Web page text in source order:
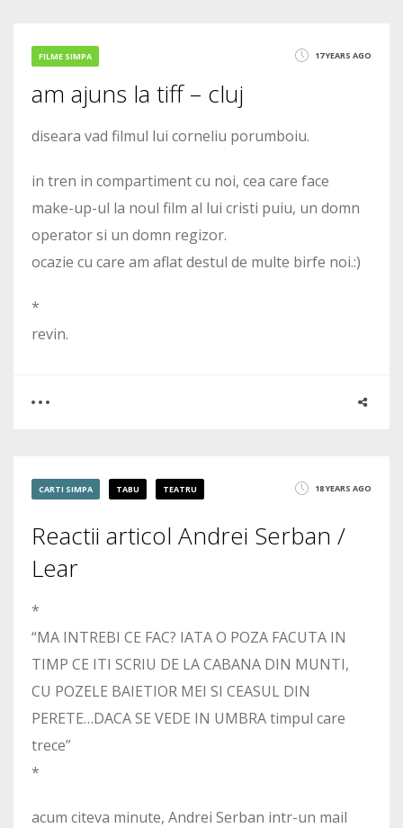
FILME SIMPA 17 YEARS AGO
am ajuns la tiff – cluj
diseara vad filmul lui corneliu porumboiu.
in tren in compartiment cu noi, cea care face
make-up-ul la noul film al lui cristi puiu, un domn
operator si un domn regizor.
ocazie cu care am aflat destul de multe birfe noi.:)
*
revin.
CARTI SIMPA TABU TEATRU 18 YEARS AGO
Reactii articol Andrei Serban /
Lear
*
“MA INTREBI CE FAC? IATA O POZA FACUTA IN
TIMP CE ITI SCRIU DE LA CABANA DIN MUNTI,
CU POZELE BAIETIOR MEI SI CEASUL DIN
PERETE…DACA SE VEDE IN UMBRA timpul care
trece”
*
acum citeva minute, Andrei Serban intr-un mail